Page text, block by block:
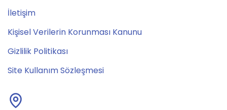
İletişim
Kişisel Verilerin Korunması Kanunu
Gizlilik Politikası
Site Kullanım Sözleşmesi